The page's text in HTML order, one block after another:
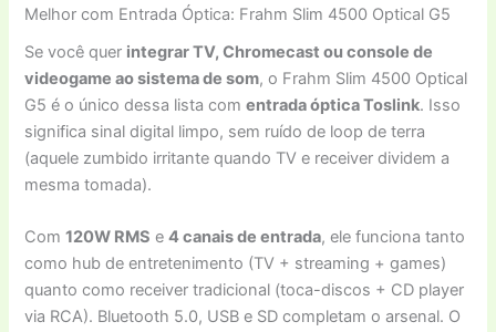
Melhor com Entrada Óptica: Frahm Slim 4500 Optical G5
Se você quer integrar TV, Chromecast ou console de
videogame ao sistema de som, o Frahm Slim 4500 Optical
G5 é o único dessa lista comentrada óptica Toslink. Isso
significa sinal digital limpo, sem ruído de loop de terra
(aquele zumbido irritante quando TV e receiver dividem a
mesma tomada).
Com120W RMS e4 canais de entrada, ele funciona tanto
como hub de entretenimento (TV + streaming + games)
quanto como receiver tradicional (toca-discos + CD player
via RCA). Bluetooth 5.0, USB e SD completam o arsenal. O